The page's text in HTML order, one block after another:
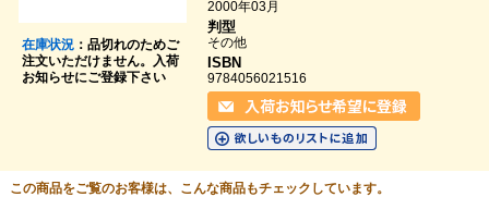
在庫状況：品切れのためご
注文いただけません。入荷
お知らせにご登録下さい
2000年03月
判型
その他
ISBN
9784056021516
この商品をご覧のお客様は、こんな商品もチェックしています。